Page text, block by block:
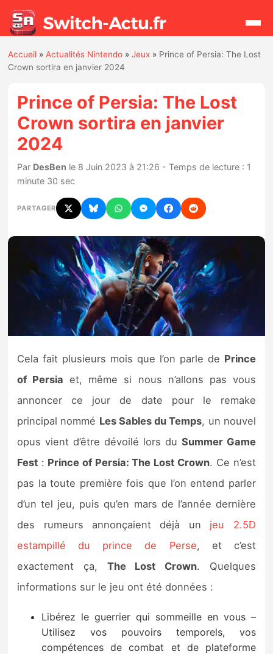
Actualités
Jeux
Hardware
Mises à jour
Chiffres de ventes
Rumeurs
Nintendo Direct
Tests et previews
Tests de jeux
Tests d’accessoires
Autres tests
Previews
Précommandes
Précommandes jeux Switch 2
Bons plans
Guides
Accueil »Actualités Nintendo »Jeux » Prince of Persia: The Lost
Crown sortira en janvier 2024
Prince of Persia: The Lost
Crown sortira en janvier
2024
Par DesBen le 8 Juin 2023 à 21:26 - Temps de lecture : 1
minute 30 sec
PARTAGER
Cela fait plusieurs mois que l’on parle de Prince
of Persia et, même si nous n’allons pas vous
annoncer ce jour de date pour le remake
principal nommé Les Sables du Temps, un nouvel
opus vient d’être dévoilé lors du Summer Game
Fest : Prince of Persia: The Lost Crown. Ce n’est
pas la toute première fois que l’on entend parler
d’un tel jeu, puis qu’en mars de l’année dernière
des rumeurs annonçaient déjà un jeu 2.5D
estampillé du prince de Perse, et c’est
exactement ça, The Lost Crown. Quelques
informations sur le jeu ont été données :
Libérez le guerrier qui sommeille en vous –
Utilisez vos pouvoirs temporels, vos
compétences de combat et de plateforme